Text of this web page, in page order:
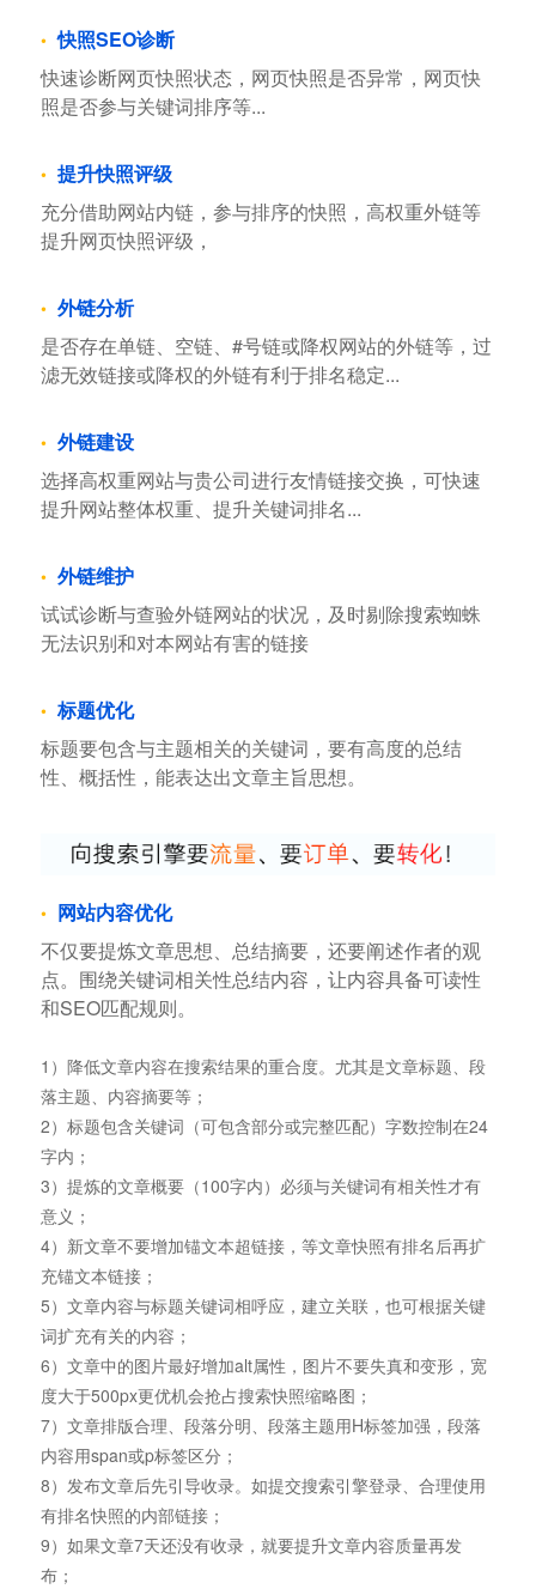
快照SEO诊断
快速诊断网页快照状态，网页快照是否异常，网页快
照是否参与关键词排序等...
提升快照评级
充分借助网站内链，参与排序的快照，高权重外链等
提升网页快照评级，
外链分析
是否存在单链、空链、#号链或降权网站的外链等，过
滤无效链接或降权的外链有利于排名稳定...
外链建设
选择高权重网站与贵公司进行友情链接交换，可快速
提升网站整体权重、提升关键词排名...
外链维护
试试诊断与查验外链网站的状况，及时剔除搜索蜘蛛
无法识别和对本网站有害的链接
标题优化
标题要包含与主题相关的关键词，要有高度的总结
性、概括性，能表达出文章主旨思想。
网站内容优化
不仅要提炼文章思想、总结摘要，还要阐述作者的观
点。围绕关键词相关性总结内容，让内容具备可读性
和SEO匹配规则。
1）降低文章内容在搜索结果的重合度。尤其是文章标题、段
落主题、内容摘要等；
2）标题包含关键词（可包含部分或完整匹配）字数控制在24
字内；
3）提炼的文章概要（100字内）必须与关键词有相关性才有
意义；
4）新文章不要增加锚文本超链接，等文章快照有排名后再扩
充锚文本链接；
5）文章内容与标题关键词相呼应，建立关联，也可根据关键
词扩充有关的内容；
6）文章中的图片最好增加alt属性，图片不要失真和变形，宽
度大于500px更优机会抢占搜索快照缩略图；
7）文章排版合理、段落分明、段落主题用H标签加强，段落
内容用span或p标签区分；
8）发布文章后先引导收录。如提交搜索引擎登录、合理使用
有排名快照的内部链接；
9）如果文章7天还没有收录，就要提升文章内容质量再发
布；